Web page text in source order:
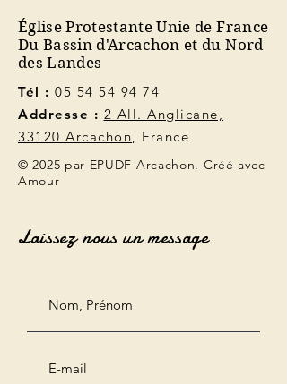
Église Protestante Unie de France
Du Bassin d'Arcachon et du Nord
des Landes
Tél : 05 54 54 94 74
Addresse : 2 All. Anglicane,
33120 Arcachon, France
© 2025 par EPUDF Arcachon. Créé avec
Amour
Laissez nous un message